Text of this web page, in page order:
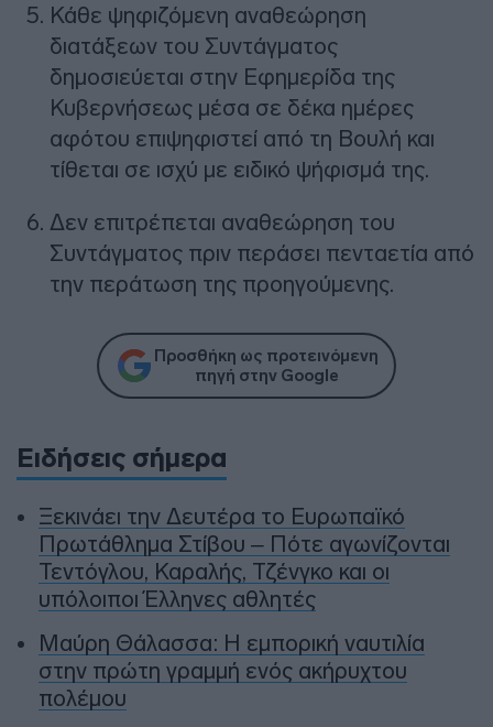
Κάθε ψηφιζόμενη αναθεώρηση
διατάξεων του Συντάγματος
δημοσιεύεται στην Εφημερίδα της
Κυβερνήσεως μέσα σε δέκα ημέρες
αφότου επιψηφιστεί από τη Βουλή και
τίθεται σε ισχύ με ειδικό ψήφισμά της.
Δεν επιτρέπεται αναθεώρηση του
Συντάγματος πριν περάσει πενταετία από
την περάτωση της προηγούμενης.
Προσθήκη ως προτεινόμενη
πηγή στην Google
Ειδήσεις σήμερα
Ξεκινάει την Δευτέρα το Ευρωπαϊκό
Πρωτάθλημα Στίβου – Πότε αγωνίζονται
Τεντόγλου, Καραλής, Τζένγκο και οι
υπόλοιποι Έλληνες αθλητές
Μαύρη Θάλασσα: Η εμπορική ναυτιλία
στην πρώτη γραμμή ενός ακήρυχτου
πολέμου